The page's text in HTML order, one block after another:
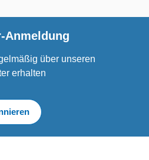
Anmeldung
über unseren
erhalten